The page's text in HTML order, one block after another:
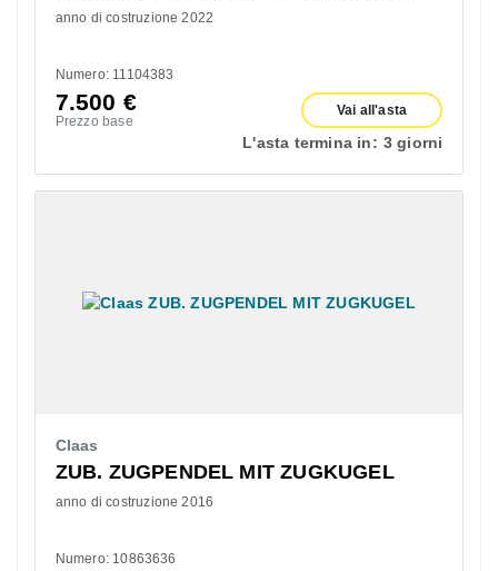
anno di costruzione 2022
Numero: 11104383
7.500 €
Prezzo base
Vai all'asta
L'asta termina in: 3 giorni
Claas
ZUB. ZUGPENDEL MIT ZUGKUGEL
anno di costruzione 2016
Numero: 10863636